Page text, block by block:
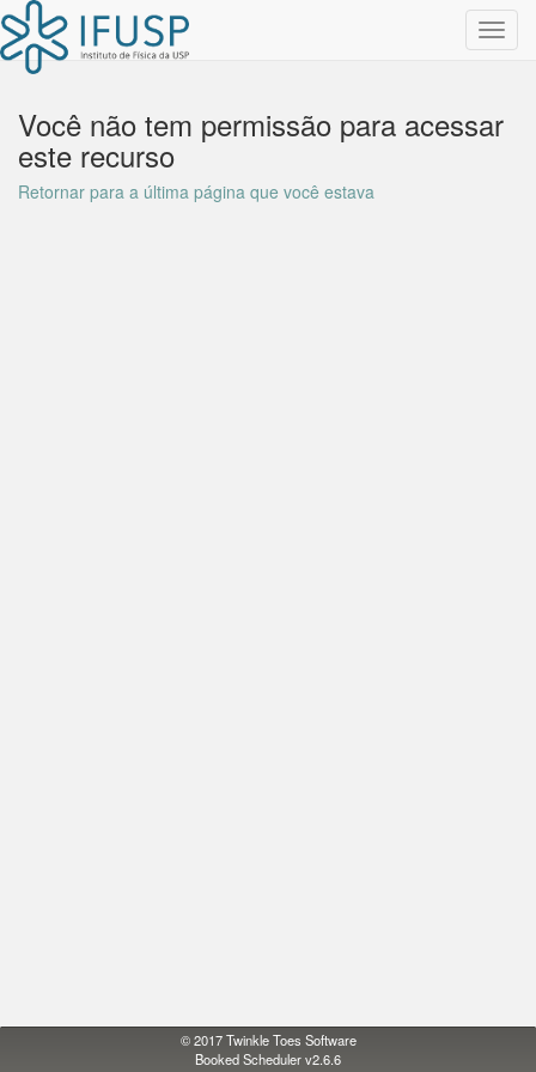
Você não tem permissão para acessar
este recurso
Retornar para a última página que você estava
© 2017Twinkle Toes Software
Booked Scheduler v2.6.6